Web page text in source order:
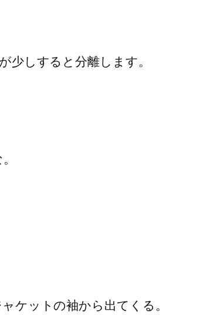
しすると分離します。
ケットの袖から出てくる。